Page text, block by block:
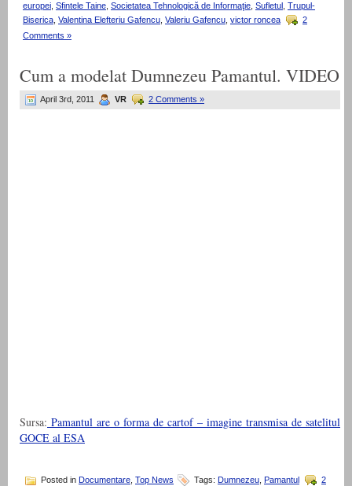
europei Sfintele Taine Societatea Tehnologică de Informaţie Sufletul Trupul-
Biserica Valentina Elefteriu Gafencu Valeriu Gafencu victor roncea
2
Comments »
Cum a modelat Dumnezeu Pamantul. VIDEO
April 3rd, 2011 VR 2 Comments »
Sursa: Pamantul are o forma de cartof – imagine transmisa de satelitul
GOCE al ESA
Posted in Documentare Top News Tags: Dumnezeu Pamantul
2